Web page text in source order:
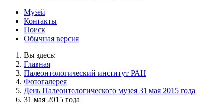
Музей
Контакты
Поиск
Обычная версия
Вы здесь:
Главная
Палеонтологический институт РАН
Фотогалерея
День Палеонтологического музея 31 мая 2015 года
31 мая 2015 года